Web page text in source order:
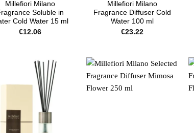
Millefiori Milano
Soluble in
Cold Water 15 ml
€12.06
Millefiori Milano
Fragrance Diffuser Cold
Water 100 ml
€23.22